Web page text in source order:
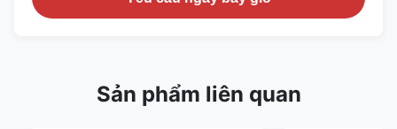
Sản phẩm liên quan